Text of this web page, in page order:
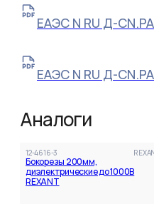
ЕАЭС N RU Д-
ЕАЭС N RU Д-
Аналоги
12-4616-3
Бокорезы 200мм,
диэлектрические до 1000В
REXANT